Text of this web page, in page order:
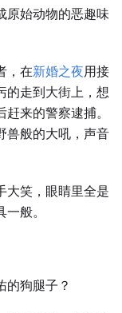
原始动物的恶趣味
，在新婚之夜用接
的走到大街上，想
来的警察逮捕。
兽般的大吼，声音
大笑，眼睛里全是
般。
的狗腿子？